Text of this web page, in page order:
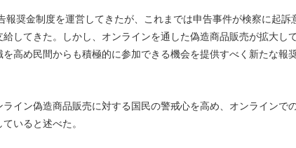
奨金制度を運営してきたが、これまでは申告事件が検察に起訴
してきた。しかし、オンラインを通した偽造商品販売が拡大し
高め民間からも積極的に参加できる機会を提供すべく新たな報
イン偽造商品販売に対する国民の警戒心を高め、オンラインで
いると述べた。